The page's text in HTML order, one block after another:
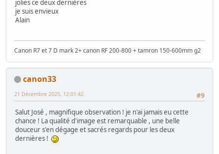
jolies ce deux dernières
je suis envieux
Alain
Canon R7 et 7 D mark 2+ canon RF 200-800 + tamron 150-600mm g2
canon33
#9
21 Décembre 2025, 12:01:42
Salut José , magnifique observation ! je n'ai jamais eu cette
chance ! La qualité d'image est remarquable , une belle
douceur s'en dégage et sacrés regards pour les deux
dernières !